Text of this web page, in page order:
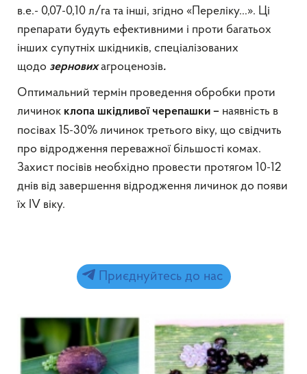
в.е.- 0,07-0,10 л/га та інші, згідно «Переліку…». Ці
препарати будуть ефективними і проти багатьох
інших супутніх шкідників, спеціалізованих
щодо зерновихагроценозів.
Оптимальний термін проведення обробки проти
личинок клопа шкідливої черепашки – наявність в
посівах 15-30% личинок третього віку, що свідчить
про відродження переважної більшості комах.
Захист посівів необхідно провести протягом 10-12
днів від завершення відродження личинок до появи
їх IV віку.
Приєднуйтесь до нас